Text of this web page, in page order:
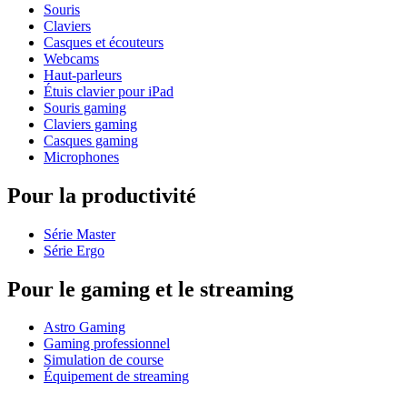
Souris
Claviers
Casques et écouteurs
Webcams
Haut-parleurs
Étuis clavier pour iPad
Souris gaming
Claviers gaming
Casques gaming
Microphones
Pour la productivité
Série Master
Série Ergo
Pour le gaming et le streaming
Astro Gaming
Gaming professionnel
Simulation de course
Équipement de streaming